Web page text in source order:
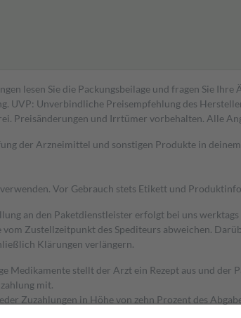
lesen Sie die Packungsbeilage und fragen Sie
UVP: Unverbindliche Preisempfehlung des
Preisänderungen und Irrtümer vorbehalten. Alle
der Arzneimittel und sonstigen Produkte in
Vor Gebrauch stets Etikett und
an den Paketdienstleister erfolgt bei uns
Zustellzeitpunkt des Spediteurs abweichen.
Klärungen verlängern.
Medikamente stellt der Arzt ein Rezept aus und
mit.
Zuzahlungen in Höhe von zehn Prozent des